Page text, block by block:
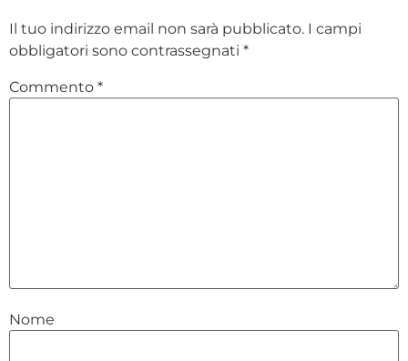
Il tuo indirizzo email non sarà pubblicato. I campi
obbligatori sono contrassegnati *
Commento *
Nome